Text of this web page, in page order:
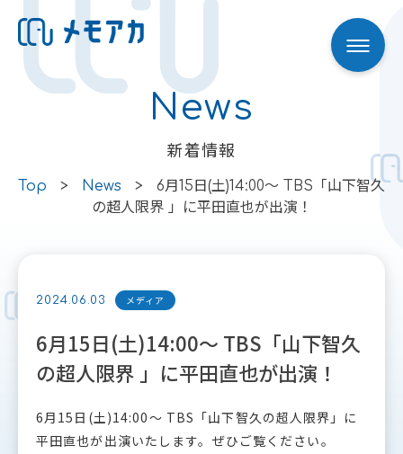
Skip to content News
新着情報
Top > News >
6月15日(土)14:00〜 TBS「山下智久
の超人限界 」に平田直也が出演！
2024.06.03 メディア
6月15日(土)14:00〜 TBS「山下智久
の超人限界 」に平田直也が出演！
6月15日(土)14:00〜 TBS「山下智久の超人限界」に
平田直也が出演いたします。ぜひご覧ください。